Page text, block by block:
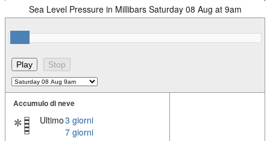
Sea Level Pressure in Millibars Saturday 08 Aug at 9am
Accumulo di neve
Ultimo3 giorni
7 giorni